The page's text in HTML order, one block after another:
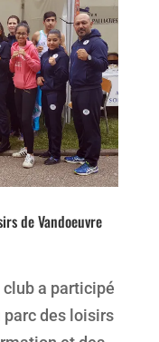
de Vandoeuvre
a participé
des loisirs